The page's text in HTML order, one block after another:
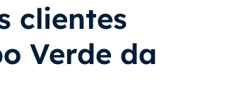
clientes
Verde da